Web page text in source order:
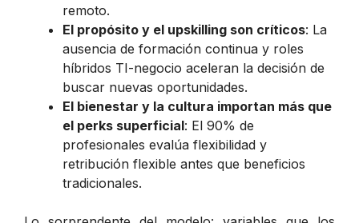
remoto.
El propósito y el upskilling son críticos: La
ausencia de formación continua y roles
híbridos TI-negocio aceleran la decisión de
buscar nuevas oportunidades.
El bienestar y la cultura importan más que
el perks superficial: El 90% de
profesionales evalúa flexibilidad y
retribución flexible antes que beneficios
tradicionales.